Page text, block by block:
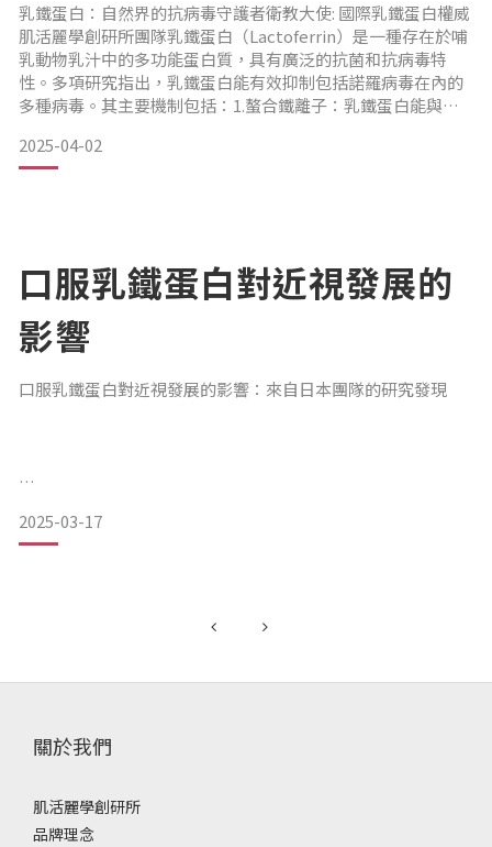
乳鐵蛋白：自然界的抗病毒守護者衛教大使: 國際乳鐵蛋白權威
肌活麗學創研所團隊乳鐵蛋白（Lactoferrin）是一種存在於哺
乳動物乳汁中的多功能蛋白質，具有廣泛的抗菌和抗病毒特
性。多項研究指出，乳鐵蛋白能有效抑制包括諾羅病毒在內的
多種病毒。其主要機制包括：1.螯合鐵離子：乳鐵蛋白能與鐵
止病毒進入細胞：乳鐵蛋白可直接與病毒或宿主細胞表面的受
體結合，阻止病毒進入細胞內繁殖。根據《親子天下》報導，
2025-04-02
口服乳鐵蛋白對近視發展的
影響
口服乳鐵蛋白對近視發展的影響：來自日本團隊的研究發現
導讀文獻
Oral Bovine Milk Lactoferrin Administration Suppressed
2025-03-17
關於我們
肌活麗學創研所
品牌理念